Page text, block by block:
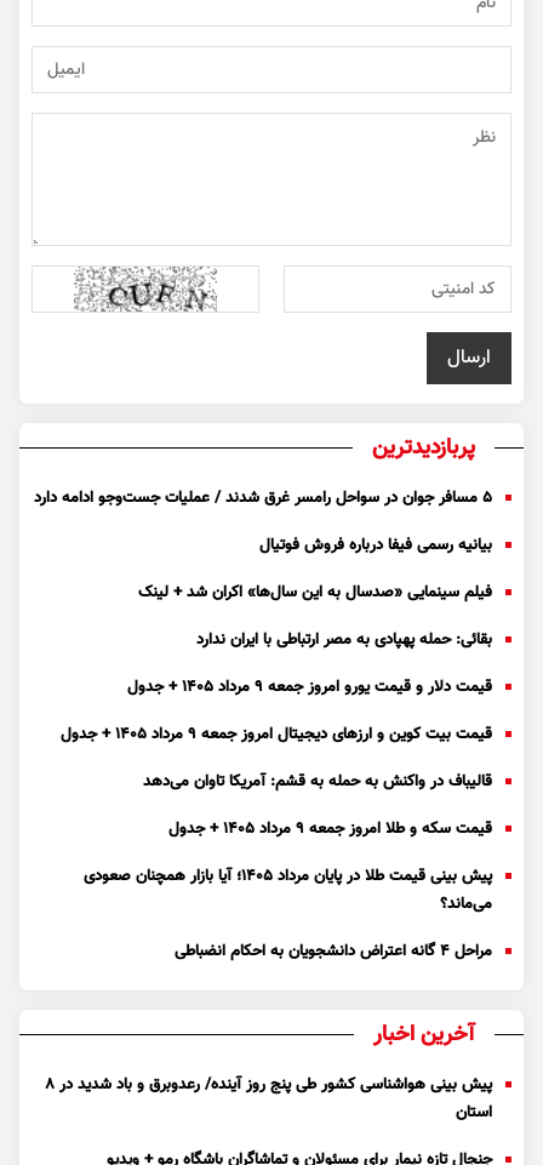
پربازدیدترین
۵ مسافر جوان در سواحل رامسر غرق شدند / عملیات جست‌و‌جو ادامه دارد
بیانیه رسمی فیفا درباره فروش فوتیال
فیلم سینمایی «صدسال به این سال‌ها» اکران شد + لینک
بقائی: حمله پهپادی به مصر ارتباطی با ایران ندارد
قیمت دلار و قیمت یورو امروز جمعه ۹ مرداد ۱۴۰۵ + جدول
قیمت بیت کوین و ارز‌های دیجیتال امروز جمعه ۹ مرداد ۱۴۰۵ + جدول
قالیباف در واکنش به حمله به قشم: آمریکا تاوان می‌دهد
قیمت سکه و طلا امروز جمعه ۹ مرداد ۱۴۰۵ + جدول
پیش بینی قیمت طلا در پایان مرداد 1405؛ آیا بازار همچنان صعودی
می‌ماند؟
مراحل ۴ گانه اعتراض دانشجویان به احکام انضباطی
آخرین اخبار
پیش بینی هواشناسی کشور طی پنج روز آینده/ رعدوبرق و باد شدید در ۸
استان